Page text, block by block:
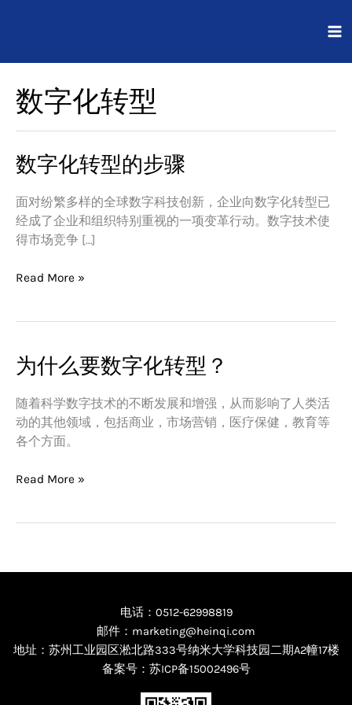
容
数字化转型
数字化转型的步骤
面对纷繁多样的全球数字科技创新，企业向数字化转型已
经成了企业和组织特别重视的一项变革行动。数字技术使
得市场竞争 […]
数
字
化
转
型
步
Read More »
为什么要数字化转型？
随着科学数字技术的不断发展和增强，从而影响了人类活
动的其他领域，包括商业，市场营销，医疗保健，教育等
各个方面。
为
什
么
要
数
化
Read More »
电话：0512-62998819
邮件：marketing@heinqi.com
地址：苏州工业园区淞北路333号纳米大学科技园二期A2幢17楼
备案号： 苏ICP备15002496号